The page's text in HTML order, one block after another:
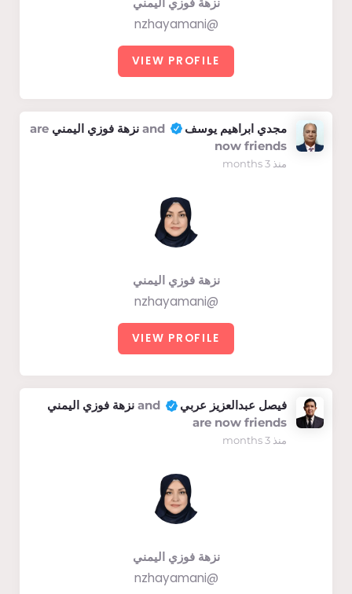
@nzhayamani
VIEW PROFILE
مجدي ابراهيم يوسف and نزهة فوزي اليمني are
now friends
منذ 3 months
نزهة فوزي اليمني
@nzhayamani
VIEW PROFILE
فيصل عبدالعزيز عربي and
نزهة فوزي اليمني
are now friends
منذ 3 months
نزهة فوزي اليمني
@nzhayamani